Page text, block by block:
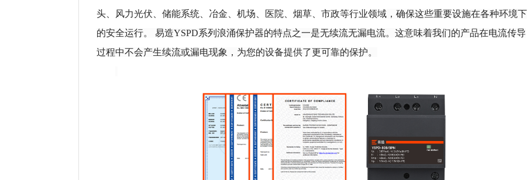
头、风力光伏、储能系统、冶金、机场、医院、烟草、市政等行业领域 ，确保这些重要设施在各种环境下
的安全运行。
易造YSPD系列浪涌保护器的特点之一是无续流无漏电流。这意味着我们的产品在电流传导
过程中不会产生续流或漏电现象，为您的设备提供了更可靠的保护。